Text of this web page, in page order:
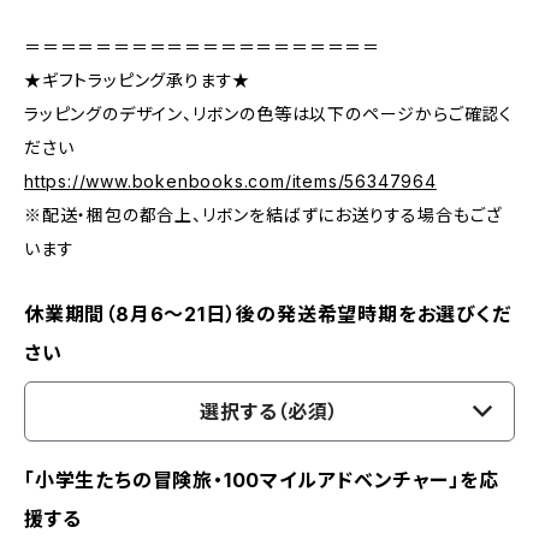
＝＝＝＝＝＝＝＝＝＝＝＝＝＝＝＝＝＝＝＝
★ギフトラッピング承ります★
ラッピングのデザイン、リボンの色等は以下のページからご確認く
ださい
https://www.bokenbooks.com/items/56347964
※配送・梱包の都合上、リボンを結ばずにお送りする場合もござ
います
休業期間（8月6〜21日）後の発送希望時期をお選びくだ
さい
選択する（必須）
「小学生たちの冒険旅・100マイルアドベンチャー」を応
援する